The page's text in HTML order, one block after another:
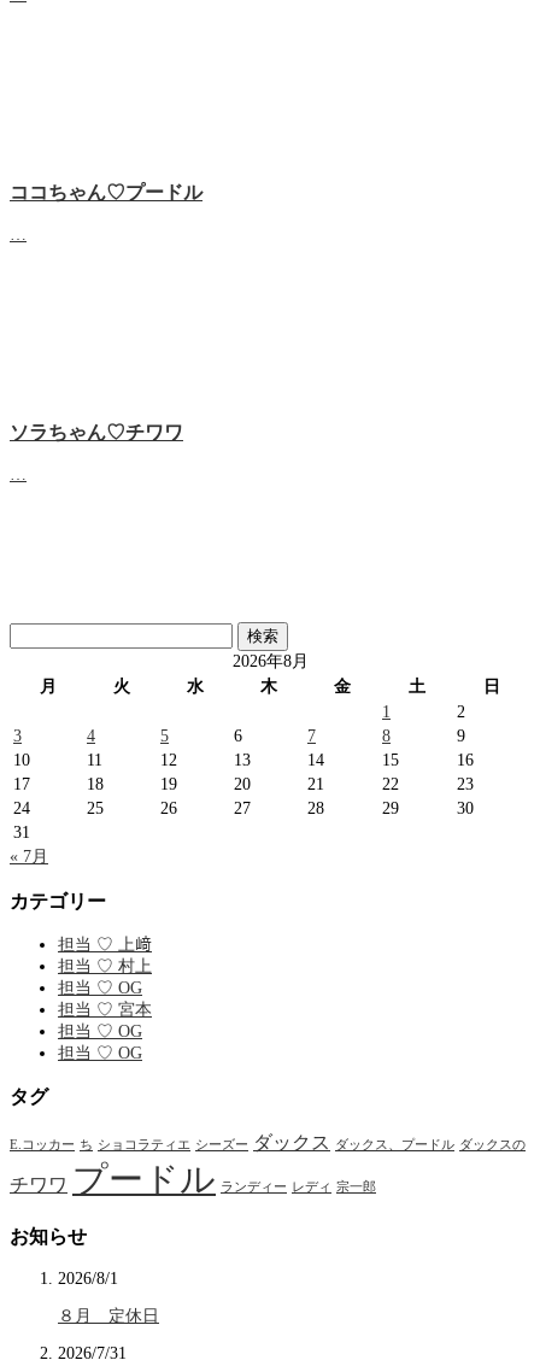
ココちゃん♡‬プードル
ソラちゃん♡‬チワワ
索:
2026年8月
月
火 水 木 金 土
日
1
2
3
4 5 6 7 8
9
10
11 12 13 14 15
16
17
18 19 20 21 22
23
24
25 26 27 28 29
30
31
« 7月
カテゴリー
担当 ♡ 上﨑
担当 ♡ 村上
担当 ♡ OG
担当 ♡ 宮本
担当 ♡ OG
担当 ♡ OG
タグ
E.コッカー ち ショコラティエ シーズー ダックス ダックス、プードル ダックスの
チワワ プードル ランディー レディ 宗一郎
お知らせ
2026/8/1
８月 定休日
2026/7/31